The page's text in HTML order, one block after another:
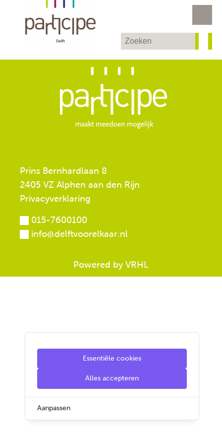
Prins Bernhardlaan 8
2405 VZ Alphen aan den Rijn
Privacyverklaring
015-7600100
info@delftvoorelkaar.nl
Powered by VRHL
Essentiële cookies
Alles accepteren
Aanpassen